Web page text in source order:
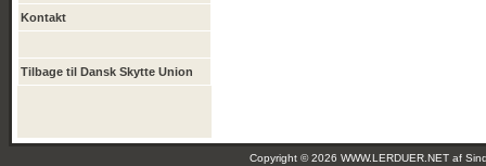
Kontakt
Tilbage til Dansk Skytte Union
Copyright © 2026 WWW.LERDUER.NET af